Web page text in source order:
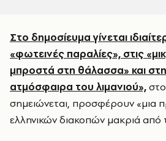
Στο δημοσίευμα γίνεται
«φωτεινές παραλίες», στις
μπροστά στη θάλασσα» και
ατμόσφαιρα του λιμανιού»,
σημειώνεται, προσφέρουν «μια
ελληνικών διακοπών μακριά από